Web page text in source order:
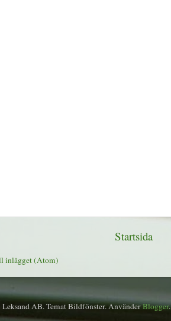
Startsida
inlägget (Atom)
AB. Temat Bildfönster. AnvänderBlogger.